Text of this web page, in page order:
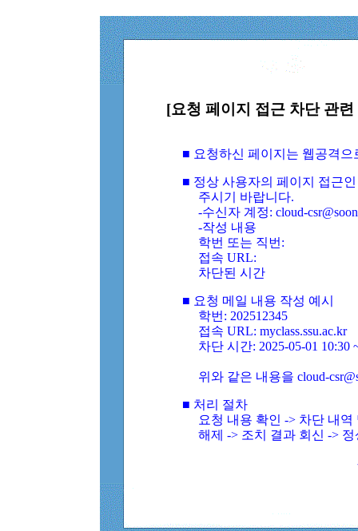
[요청 페이지 접근 차단 관
■ 요청하신 페이지는 웹공격
■ 정상 사용자의 페이지 접근
주시기 바랍니다.
-수신자 계정: cloud-
-작성 내용
학번 또는 직번:
접속 URL:
차단된 시간
■ 요청 메일 내용 작성 예시
학번: 202512345
접속 URL: myclass.ssu.ac.kr
차단 시간: 2025-05-01 10:30
위와 같은 내용을 cloud-
■ 처리 절차
요청 내용 확인 -> 차단 내
해제 -> 조치 결과 회신 ->